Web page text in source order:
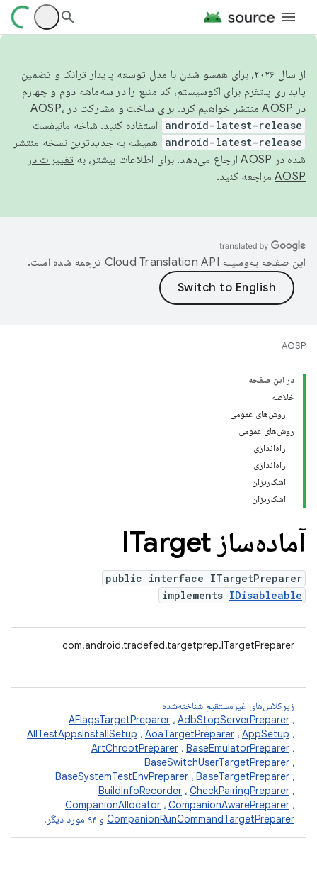
از سال ۲۰۲۶، برای همسو شدن با مدل توسعه پایدار ترانک و تضمین
پایداری پلتفرم برای اکوسیستم، کد منبع را در سه‌ماهه دوم و چهارم
در AOSP منتشر خواهیم کرد. برای ساخت و مشارکت در AOSP،
android-latest-release استفاده کنید. شاخه مانیفست
android-latest-release
همیشه به جدیدترین نسخه منتشر
شده در AOSP ارجاع می‌دهد. برای اطلاعات بیشتر، به
تغییرات در
AOSP مراجعه کنید.
این صفحه به‌وسیله ترجمه شده است.
AOSP
در این صفحه
خلاصه
روش‌های عمومی
روش‌های عمومی
راه‌اندازی
راه‌اندازی
اشک‌ریزان
اشک‌ریزان
آماده‌ساز ITarget
public interface ITargetPreparer
implements IDisableable
com.android.tradefed.targetprep.ITargetPreparer
زیرکلاس‌های غیرمستقیم شناخته‌شده
AFlagsTargetPreparer ، AdbStopServerPreparer ،
AllTestAppsInstallSetup ، AoaTargetPreparer ، AppSetup ،
ArtChrootPreparer ، BaseEmulatorPreparer ،
BaseSwitchUserTargetPreparer ،
BaseSystemTestEnvPreparer ، BaseTargetPreparer ،
BuildInfoRecorder ، CheckPairingPreparer ،
CompanionAllocator ، CompanionAwarePreparer ،
CompanionRunCommandTargetPreparer و ۹۴ مورد دیگر.